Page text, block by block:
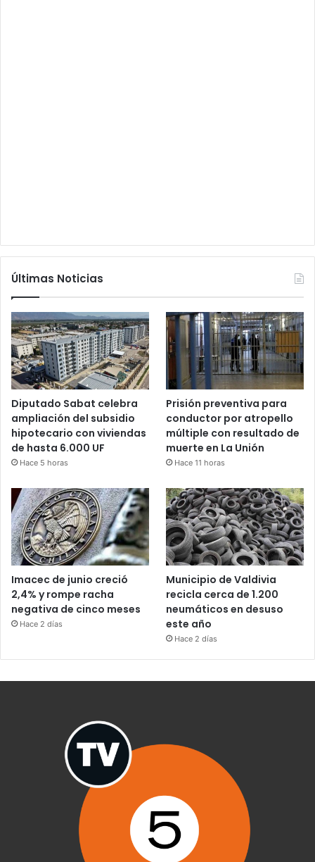
Últimas Noticias
Diputado Sabat celebra
ampliación del subsidio
hipotecario con viviendas
de hasta 6.000 UF
Hace 5 horas
Prisión preventiva para
conductor por atropello
múltiple con resultado de
muerte en La Unión
Hace 11 horas
Imacec de junio creció
2,4% y rompe racha
negativa de cinco meses
Hace 2 días
Municipio de Valdivia
recicla cerca de 1.200
neumáticos en desuso
este año
Hace 2 días